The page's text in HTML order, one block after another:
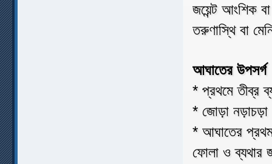
জয়েন্ট আংশিক
তরুণাস্থি বা
আঘাতের উপসর্গ
* প্রথমে তীব্র
* জোড়া নড়াচড়া
* আঘাতের
ফোলা ও ব্যথার